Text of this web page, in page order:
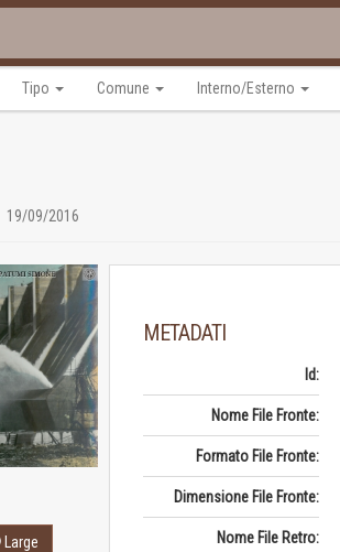
Tipo Comune Interno/Esterno
19/09/2016
Large
METADATI
Id:
Nome File Fronte:
Formato File Fronte:
Dimensione File Fronte:
Nome File Retro: